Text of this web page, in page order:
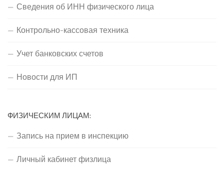
Сведения об ИНН физического лица
Контрольно-кассовая техника
Учет банковских счетов
Новости для ИП
ФИЗИЧЕСКИМ ЛИЦАМ:
Запись на прием в инспекцию
Личный кабинет физлица